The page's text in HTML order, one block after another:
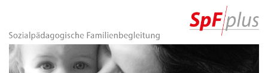
(Accesskey
Hauptnavigation
(Accesskey
Inhalt
(Accesskey